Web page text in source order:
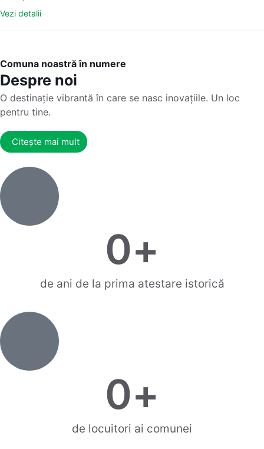
Vezi detalii
Comuna noastră în numere
Despre noi
O destinație vibrantă în care se nasc inovațiile. Un loc
pentru tine.
Citește mai mult
de ani de la prima atestare istorică
0+
de locuitori ai comunei
0+